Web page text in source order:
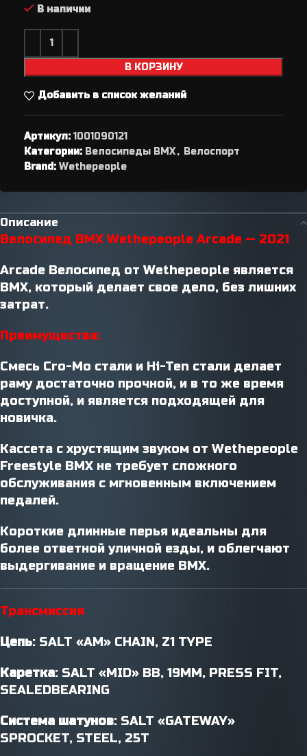
В наличии
В КОРЗИНУ
Добавить в список желаний
Артикул:1001090121
Категории: Велосипеды BMX, Велоспорт
Brand: Wethepeople
Описание
Велосипед BMX Wethepeople Arcade — 2021
Arcade Велосипед от Wethepeople является
BMX, который делает свое дело, без лишних
затрат.
Преимущества:
Смесь Cro-Mo стали и Hi-Ten стали делает
раму достаточно прочной, и в то же время
доступной, и является подходящей для
новичка.
Кассета с хрустящим звуком от Wethepeople
Freestyle BMX не требует сложного
обслуживания с мгновенным включением
педалей.
Короткие длинные перья идеальны для
более ответной уличной езды, и облегчают
выдергивание и вращение BMX.
Трансмиссия
Цепь: SALT «AM» CHAIN, Z1 TYPE
Каретка: SALT «MID» BB, 19MM, PRESS FIT,
SEALEDBEARING
Система шатунов: SALT «GATEWAY»
SPROCKET, STEEL, 25T